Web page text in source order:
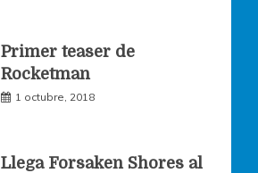
Primer teaser de
Rocketman
1 octubre, 2018
Llega Forsaken Shores al